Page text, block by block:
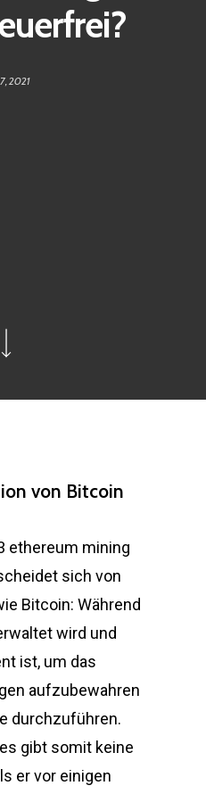
2021
von Bitcoin
ethereum mining
sich von
Bitcoin: Während
wird und
ist, um das
aufzubewahren
durchzuführen.
gibt somit keine
er vor einigen